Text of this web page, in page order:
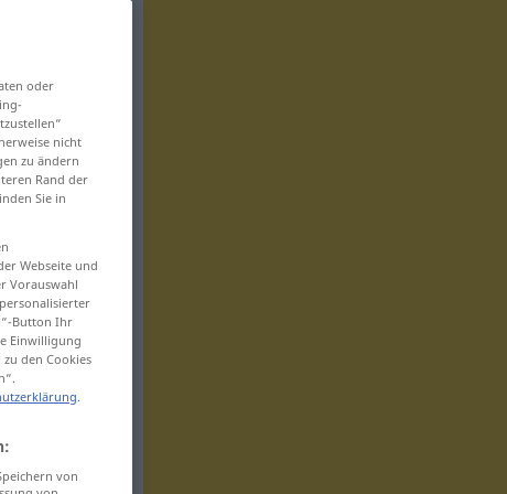
oder
nicht
zu ändern
Rand der
Sie in
Webseite und
Vorauswahl
Button Ihr
Einwilligung
den Cookies
.
von